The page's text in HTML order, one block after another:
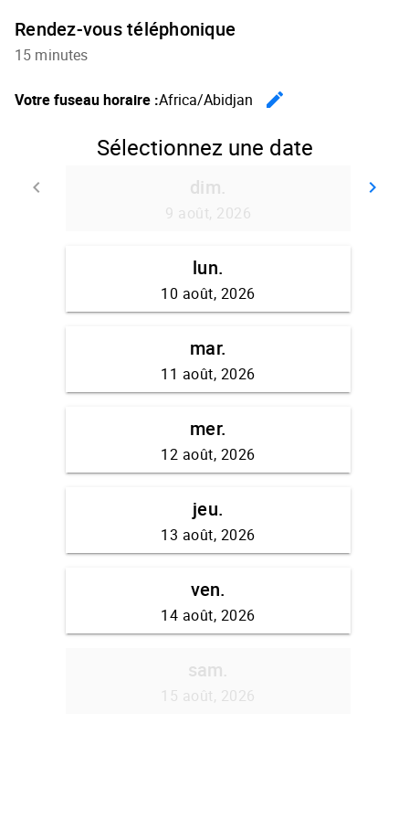
Rendez-vous téléphonique
15 minutes
Votre fuseau horaire :Africa/Abidjan
edit
Sélectionnez une date
keyboard_arrow_left
keyboard_arrow_right
dim.
9 août, 2026
lun.
10 août, 2026
mar.
11 août, 2026
mer.
12 août, 2026
jeu.
13 août, 2026
ven.
14 août, 2026
sam.
15 août, 2026